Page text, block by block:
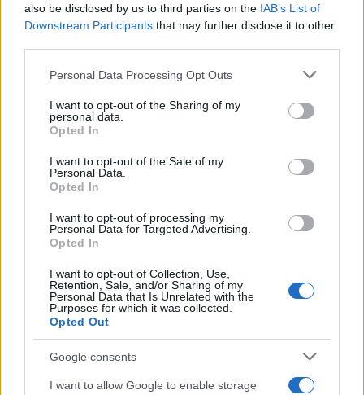
also be disclosed by us to third parties on the IAB’s List of
Downstream Participants that may further disclose it to other
Please note that this website/app uses one or more Google
not limited to your visit or usage behaviour. You may click to
grant or deny consent to Google and its third-party tags to
use your data for below specified purposes in below Google
consent section.
Personal Data Processing Opt Outs
I want to opt-out of the Sharing of my
personal data.
Opted In
I want to opt-out of the Sale of my
Personal Data.
Opted In
I want to opt-out of processing my
Personal Data for Targeted Advertising.
Opted In
I want to opt-out of Collection, Use,
Retention, Sale, and/or Sharing of my
Personal Data that Is Unrelated with the
Purposes for which it was collected.
Opted Out
Google consents
I want to allow Google to enable storage
Troppe persone, invece, nel nostro territorio
sono costrette ai viaggi della speranza fuori
dalla propria area socio sanitaria e nel
peggiore dei casi a rinunciare a curarsi e
generale della Cisl Gallura Luisa di Lorenzo.